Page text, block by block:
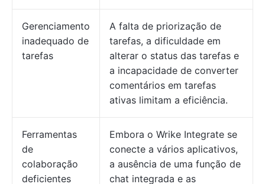
Gerenciamento
inadequado de
tarefas
A falta de priorização de
tarefas, a dificuldade em
alterar o status das tarefas e
a incapacidade de converter
comentários em tarefas
ativas limitam a eficiência.
Ferramentas
de
colaboração
deficientes
Embora o Wrike Integrate se
conecte a vários aplicativos,
a ausência de uma função de
chat integrada e as